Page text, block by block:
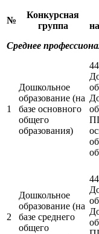
№
Конкурсная
группа
Среднее
1
Дошкольное
образование (на
базе основного
общего
образования)
2
Дошкольное
образование (на
базе среднего
общего